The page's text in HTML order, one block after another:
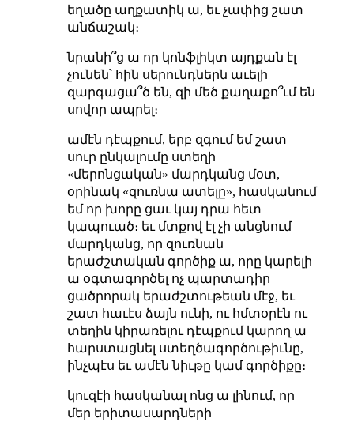
եղածը աղքատիկ ա, եւ չափից շատ
անճաշակ։
նրանի՞ց ա որ կոնֆլիկտ այդքան էլ
չունեն՝ հին սերունդներն աւելի
զարգացա՞ծ են, զի մեծ քաղաքո՞ւմ են
սովոր ապրել։
ամէն դէպքում, երբ զգում եմ շատ
սուր ընկալումը ստեղի
«մերոնցական» մարդկանց մօտ,
օրինակ «զուռնա ատելը», հասկանում
եմ որ խորը ցաւ կայ դրա հետ
կապուած։ եւ մտքով էլ չի անցնում
մարդկանց, որ զուռնան
երաժշտական գործիք ա, որը կարելի
ա օգտագործել ոչ պարտադիր
ցածրորակ երաժշտութեան մէջ, եւ
շատ հաւէս ձայն ունի, ու հմտօրէն ու
տեղին կիրառելու դէպքում կարող ա
հարստացնել ստեղծագործութիւնը,
ինչպէս եւ ամէն նիւթը կամ գործիքը։
կուզէի հասկանալ ոնց ա լինում, որ
մեր երիտասարդների